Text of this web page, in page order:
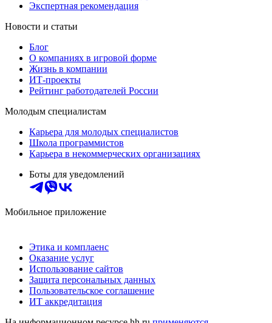
Экспертная рекомендация
Новости и статьи
Блог
О компаниях в игровой форме
Жизнь в компании
ИТ-проекты
Рейтинг работодателей России
Молодым специалистам
Карьера для молодых специалистов
Школа программистов
Карьера в некоммерческих организациях
Боты для уведомлений
Мобильное приложение
Этика и комплаенс
Оказание услуг
Использование сайтов
Защита персональных данных
Пользовательское соглашение
ИТ аккредитация